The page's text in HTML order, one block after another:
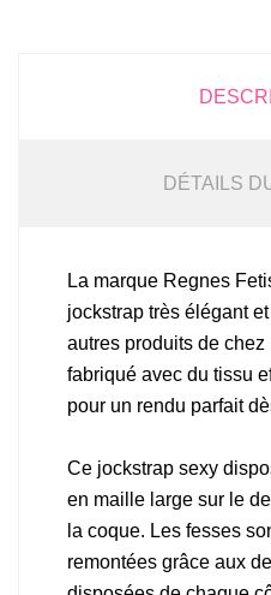
DÉTAILS
La marque Regnes
jockstrap très élégant
autres produits de chez
fabriqué avec du tissu
pour un rendu parfait
Ce jockstrap sexy
en maille large sur le
la coque. Les fesses
remontées grâce aux